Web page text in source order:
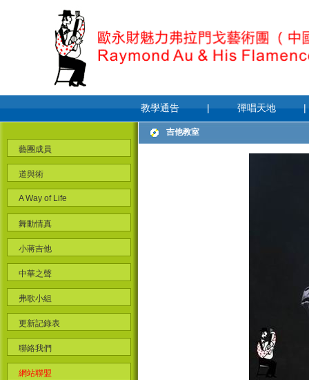
教學通告 | 彈唱天地 |
藝團成員
道與術
A Way of Life
舞動情真
小蔣吉他
中華之聲
弗歌小組
更新記錄表
聯絡我們
網站聯盟
吉他教室